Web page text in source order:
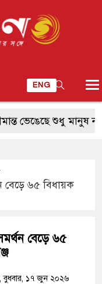
ENG
শুধু মানুষ নয়,
বেড়ে ৬৫ বিধায়ক
বেড়ে ৬৫
বুধবার, ১৭ জুন ২০২৬